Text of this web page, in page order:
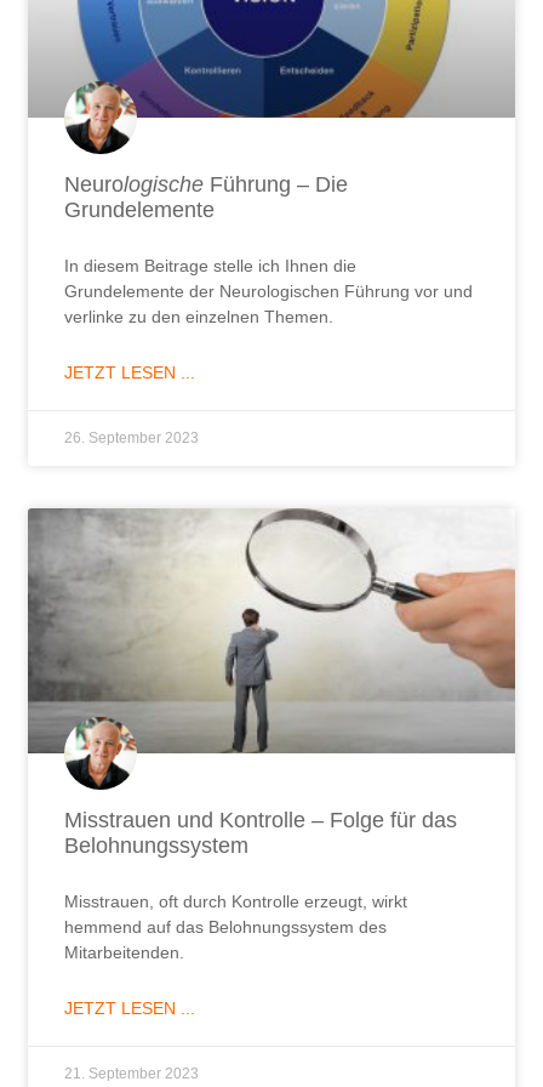
NeurologischeFührung – Die
Grundelemente
In diesem Beitrage stelle ich Ihnen die
Grundelemente der Neurologischen Führung vor und
verlinke zu den einzelnen Themen.
JETZT LESEN ...
26. September 2023
Misstrauen und Kontrolle – Folge für das
Belohnungssystem
Misstrauen, oft durch Kontrolle erzeugt, wirkt
hemmend auf das Belohnungssystem des
Mitarbeitenden.
JETZT LESEN ...
21. September 2023